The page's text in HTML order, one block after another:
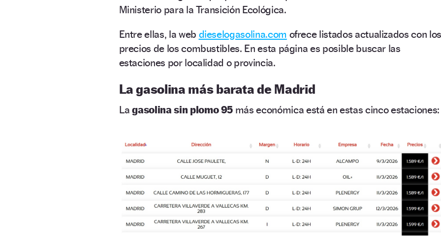
Ministerio para la Transición Ecológica.
Entre ellas, la web dieselogasolina.com ofrece listados actualizados con los
precios de los combustibles. En esta página es posible buscar las
estaciones por localidad o provincia.
La gasolina más barata de Madrid
Lagasolina sin plomo 95 más económica está en estas cinco estaciones: